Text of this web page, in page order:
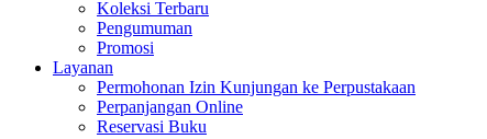
Koleksi Terbaru
Pengumuman
Promosi
Layanan
Permohonan Izin Kunjungan ke Perpustakaan
Perpanjangan Online
Reservasi Buku